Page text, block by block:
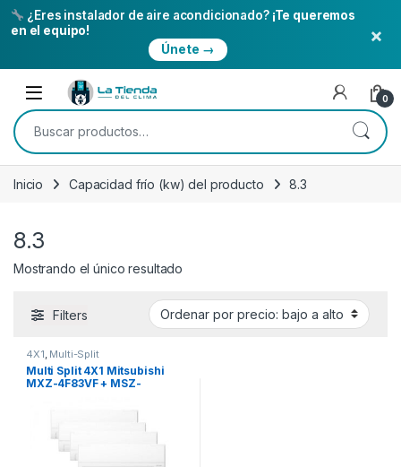
¿Eres instalador de aire acondicionado? ¡Te queremos
en el equipo!
Únete →
×
Skip to navigation
Skip to content
Open 0
Buscar por:
Inicio Capacidad frí­o (kw) del producto 8.3
8.3
Mostrando el único resultado
Filters
4X1, Multi-Split
Multi Split 4X1 Mitsubishi
MXZ-4F83VF + MSZ-